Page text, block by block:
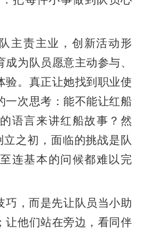
主责主业，创新活动形
为队员愿意主动参与、
验。真正让她找到职业使
一次思考：能不能让红船
语言来讲红船故事？然
立之初，面临的挑战是队
连基本的问候都难以完
巧，而是先让队员当小助
让他们站在旁边，看同伴